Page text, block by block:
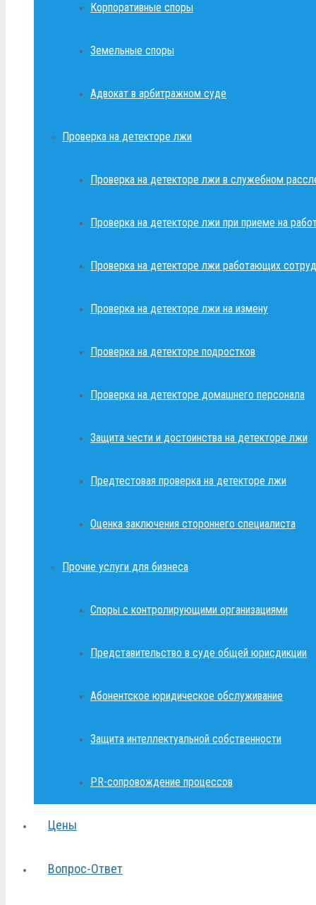
Корпоративные споры
Земельные споры
Адвокат в арбитражном суде
Проверка на детекторе лжи
Проверка на детекторе лжи в служебном
Проверка на детекторе лжи при приеме на
Проверка на детекторе лжи работающих
Проверка на детекторе лжи на измену
Проверка на детекторе подростков
Проверка на детекторе домашнего персонала
Защита чести и достоинства на детекторе лжи
Предтестовая проверка на детекторе лжи
Оценка заключения стороннего специалиста
Прочие услуги для бизнеса
Споры с контролирующими организациями
Представительство в суде общей юрисдикции
Абонентское юридическое обслуживание
Защита интеллектуальной собственности
PR-сопровождение процессов
Цены
Вопрос-Ответ